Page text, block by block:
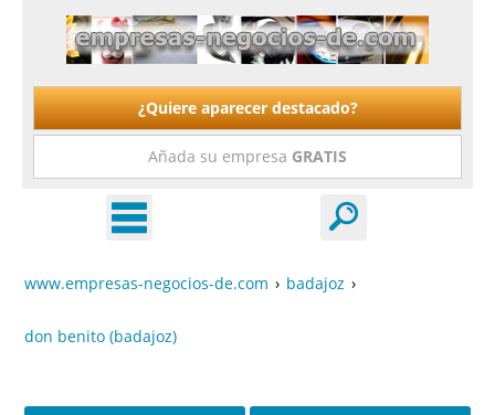
¿Quiere aparecer destacado?
Añada su empresa GRATIS
www.empresas-negocios-de.com › badajoz ›
don benito (badajoz)